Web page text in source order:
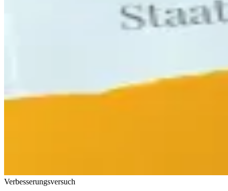
Verbesserungsversuch